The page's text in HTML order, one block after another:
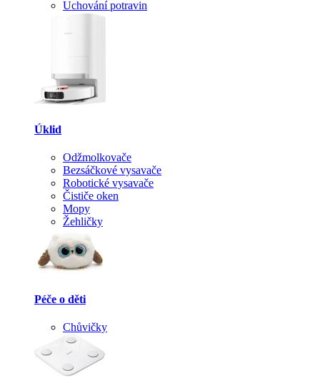
Uchování potravin
Úklid
Odžmolkovače
Bezsáčkové vysavače
Robotické vysavače
Čističe oken
Mopy
Žehličky
Péče o děti
Chůvičky